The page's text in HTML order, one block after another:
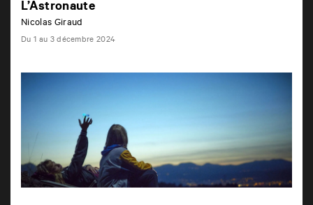
L’Astronaute
Nicolas Giraud
Du 1 au 3 décembre 2024